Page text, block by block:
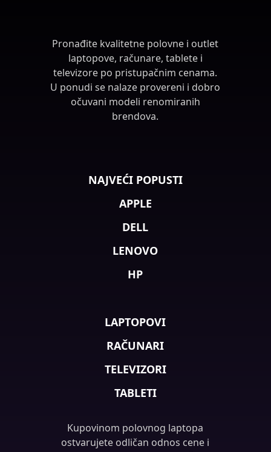
Pronađite kvalitetne polovne i outlet
laptopove, računare, tablete i
televizore po pristupačnim cenama.
U ponudi se nalaze provereni i dobro
očuvani modeli renomiranih
brendova.
NAJVEĆI POPUSTI
APPLE
DELL
LENOVO
HP
LAPTOPOVI
RAČUNARI
TELEVIZORI
TABLETI
Kupovinom polovnog laptopa
ostvarujete odličan odnos cene i